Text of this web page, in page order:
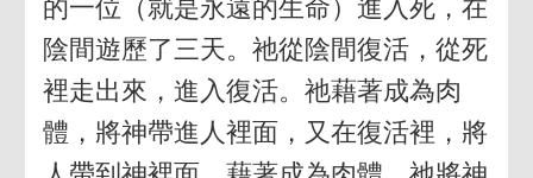
的一位（就是永遠的生命）進入死，在
陰間遊歷了三天。祂從陰間復活，從死
裡走出來，進入復活。祂藉著成為肉
體，將神帶進人裡面，又在復活裡，將